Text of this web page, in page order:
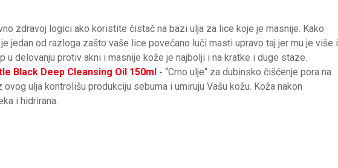
zdravoj logici ako koristite čistač na bazi ulja za lice koje je masnije. Kako
jedan od razloga zašto vaše lice povećano luči masti upravo taj jer mu je više i
u delovanju protiv akni i masnije kože je najbolji i na kratke i duge staze.
Black Deep Cleansing Oil 150ml - ‘‘Crno ulje“ za dubinsko čišćenje pora na
ulja kontrolišu produkciju sebuma i umiruju Vašu kožu. Koža nakon
i hidrirana.